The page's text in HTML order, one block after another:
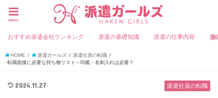
menu
おすすめ派遣会社ランキング 派遣の基礎知識 派遣の仕事内容 派
HOME 派遣ガールズ
派遣社員の転職
転職面接に必要な持ち物リスト～印鑑・名刺入れは必要？
派遣社員の転職
2024.11.27